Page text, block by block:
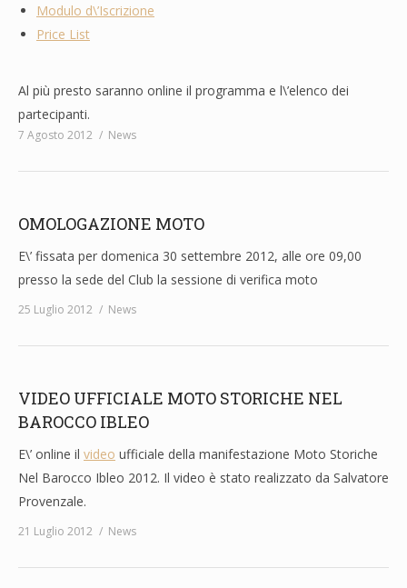
Modulo d\’Iscrizione
Price List
Al più presto saranno online il programma e l\’elenco dei
partecipanti.
7 Agosto 2012 News
OMOLOGAZIONE MOTO
E\’ fissata per domenica 30 settembre 2012, alle ore 09,00
presso la sede del Club la sessione di verifica moto
25 Luglio 2012 News
VIDEO UFFICIALE MOTO STORICHE NEL
BAROCCO IBLEO
E\’ online il video ufficiale della manifestazione Moto Storiche
Nel Barocco Ibleo 2012. Il video è stato realizzato da Salvatore
Provenzale.
21 Luglio 2012 News